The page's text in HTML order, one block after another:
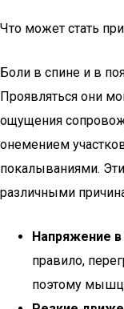
Что может стать
Боли в спине и в
Проявляться они
ощущения
онемением
покалываниями.
различными
Напряжение
правило,
поэтому